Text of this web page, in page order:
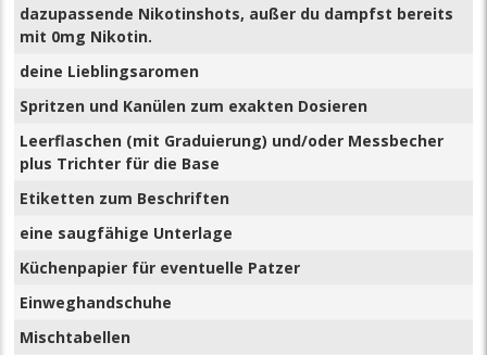
dazupassende Nikotinshots, außer du dampfst bereits
mit 0mg Nikotin.
deine Lieblingsaromen
Spritzen und Kanülen zum exakten Dosieren
Leerflaschen (mit Graduierung) und/oder Messbecher
plus Trichter für die Base
Etiketten zum Beschriften
eine saugfähige Unterlage
Küchenpapier für eventuelle Patzer
Einweghandschuhe
Mischtabellen